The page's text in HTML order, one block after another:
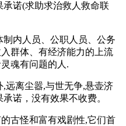
承诺(求助求治救人救命联
内人员、公职人员、公务
群体、有经济能力的上流
魂有问题的人.
远离尘嚣,与世无争,悬壶济
诺，没有效果不收费。
古怪和富有戏剧性,它们首